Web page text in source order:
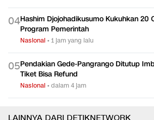
04Hashim Djojohadikusumo Kukuhkan 20
Program Pemerintah
Nasional •1 jam yang lalu
05Pendakian Gede-Pangrango Ditutup
Tiket Bisa Refund
Nasional •dalam 4 jam